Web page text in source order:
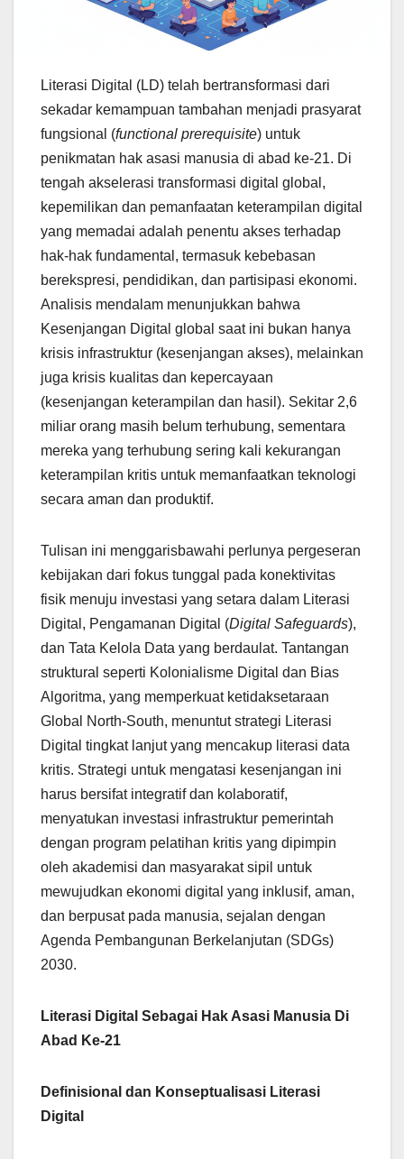
Literasi Digital (LD) telah bertransformasi dari
sekadar kemampuan tambahan menjadi prasyarat
fungsional (functional prerequisite) untuk
penikmatan hak asasi manusia di abad ke-21. Di
tengah akselerasi transformasi digital global,
kepemilikan dan pemanfaatan keterampilan digital
yang memadai adalah penentu akses terhadap
hak-hak fundamental, termasuk kebebasan
berekspresi, pendidikan, dan partisipasi ekonomi.
Analisis mendalam menunjukkan bahwa
Kesenjangan Digital global saat ini bukan hanya
krisis infrastruktur (kesenjangan akses), melainkan
juga krisis kualitas dan kepercayaan
(kesenjangan keterampilan dan hasil). Sekitar 2,6
miliar orang masih belum terhubung, sementara
mereka yang terhubung sering kali kekurangan
keterampilan kritis untuk memanfaatkan teknologi
secara aman dan produktif.
Tulisan ini menggarisbawahi perlunya pergeseran
kebijakan dari fokus tunggal pada konektivitas
fisik menuju investasi yang setara dalam Literasi
Digital, Pengamanan Digital (Digital Safeguards),
dan Tata Kelola Data yang berdaulat. Tantangan
struktural seperti Kolonialisme Digital dan Bias
Algoritma, yang memperkuat ketidaksetaraan
Global North-South, menuntut strategi Literasi
Digital tingkat lanjut yang mencakup literasi data
kritis. Strategi untuk mengatasi kesenjangan ini
harus bersifat integratif dan kolaboratif,
menyatukan investasi infrastruktur pemerintah
dengan program pelatihan kritis yang dipimpin
oleh akademisi dan masyarakat sipil untuk
mewujudkan ekonomi digital yang inklusif, aman,
dan berpusat pada manusia, sejalan dengan
Agenda Pembangunan Berkelanjutan (SDGs)
2030.
Literasi Digital Sebagai Hak Asasi Manusia Di
Abad Ke-21
Definisional dan Konseptualisasi Literasi
Digital